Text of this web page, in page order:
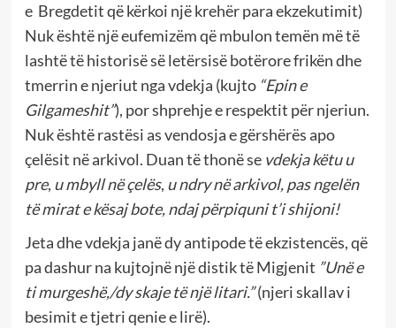
e Bregdetit që kërkoi një krehër para ekzekutimit)
Nuk është një eufemizëm që mbulon temën më të
lashtë të historisë së letërsisë botërore frikën dhe
tmerrin e njeriut nga vdekja (kujto “Epin e
Gilgameshit”), por shprehje e respektit për njeriun.
Nuk është rastësi as vendosja e gërshërës apo
çelësit në arkivol. Duan të thonë se vdekja këtu u
pre, u mbyll në çelës, u ndry në arkivol, pas ngelën
të mirat e kësaj bote, ndaj përpiquni t’i shijoni!
Jeta dhe vdekja janë dy antipode të ekzistencës, që
pa dashur na kujtojnë një distik të Migjenit ”Unë e
ti murgeshë,/dy skaje të një litari.”(njeri skallav i
besimit e tjetri qenie e lirë).